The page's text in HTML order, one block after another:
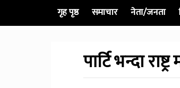
गृह पृष्ठ समाचार नेता/जनता
पार्टि भन्दा